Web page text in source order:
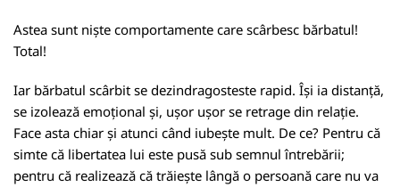
Astea sunt niște comportamente care scârbesc bărbatul!
Total!
Iar bărbatul scârbit se dezindragosteste rapid. Își ia distanță,
se izolează emoțional și, ușor ușor se retrage din relație.
Face asta chiar și atunci când iubește mult. De ce? Pentru că
simte că libertatea lui este pusă sub semnul întrebării;
pentru că realizează că trăiește lângă o persoană care nu va